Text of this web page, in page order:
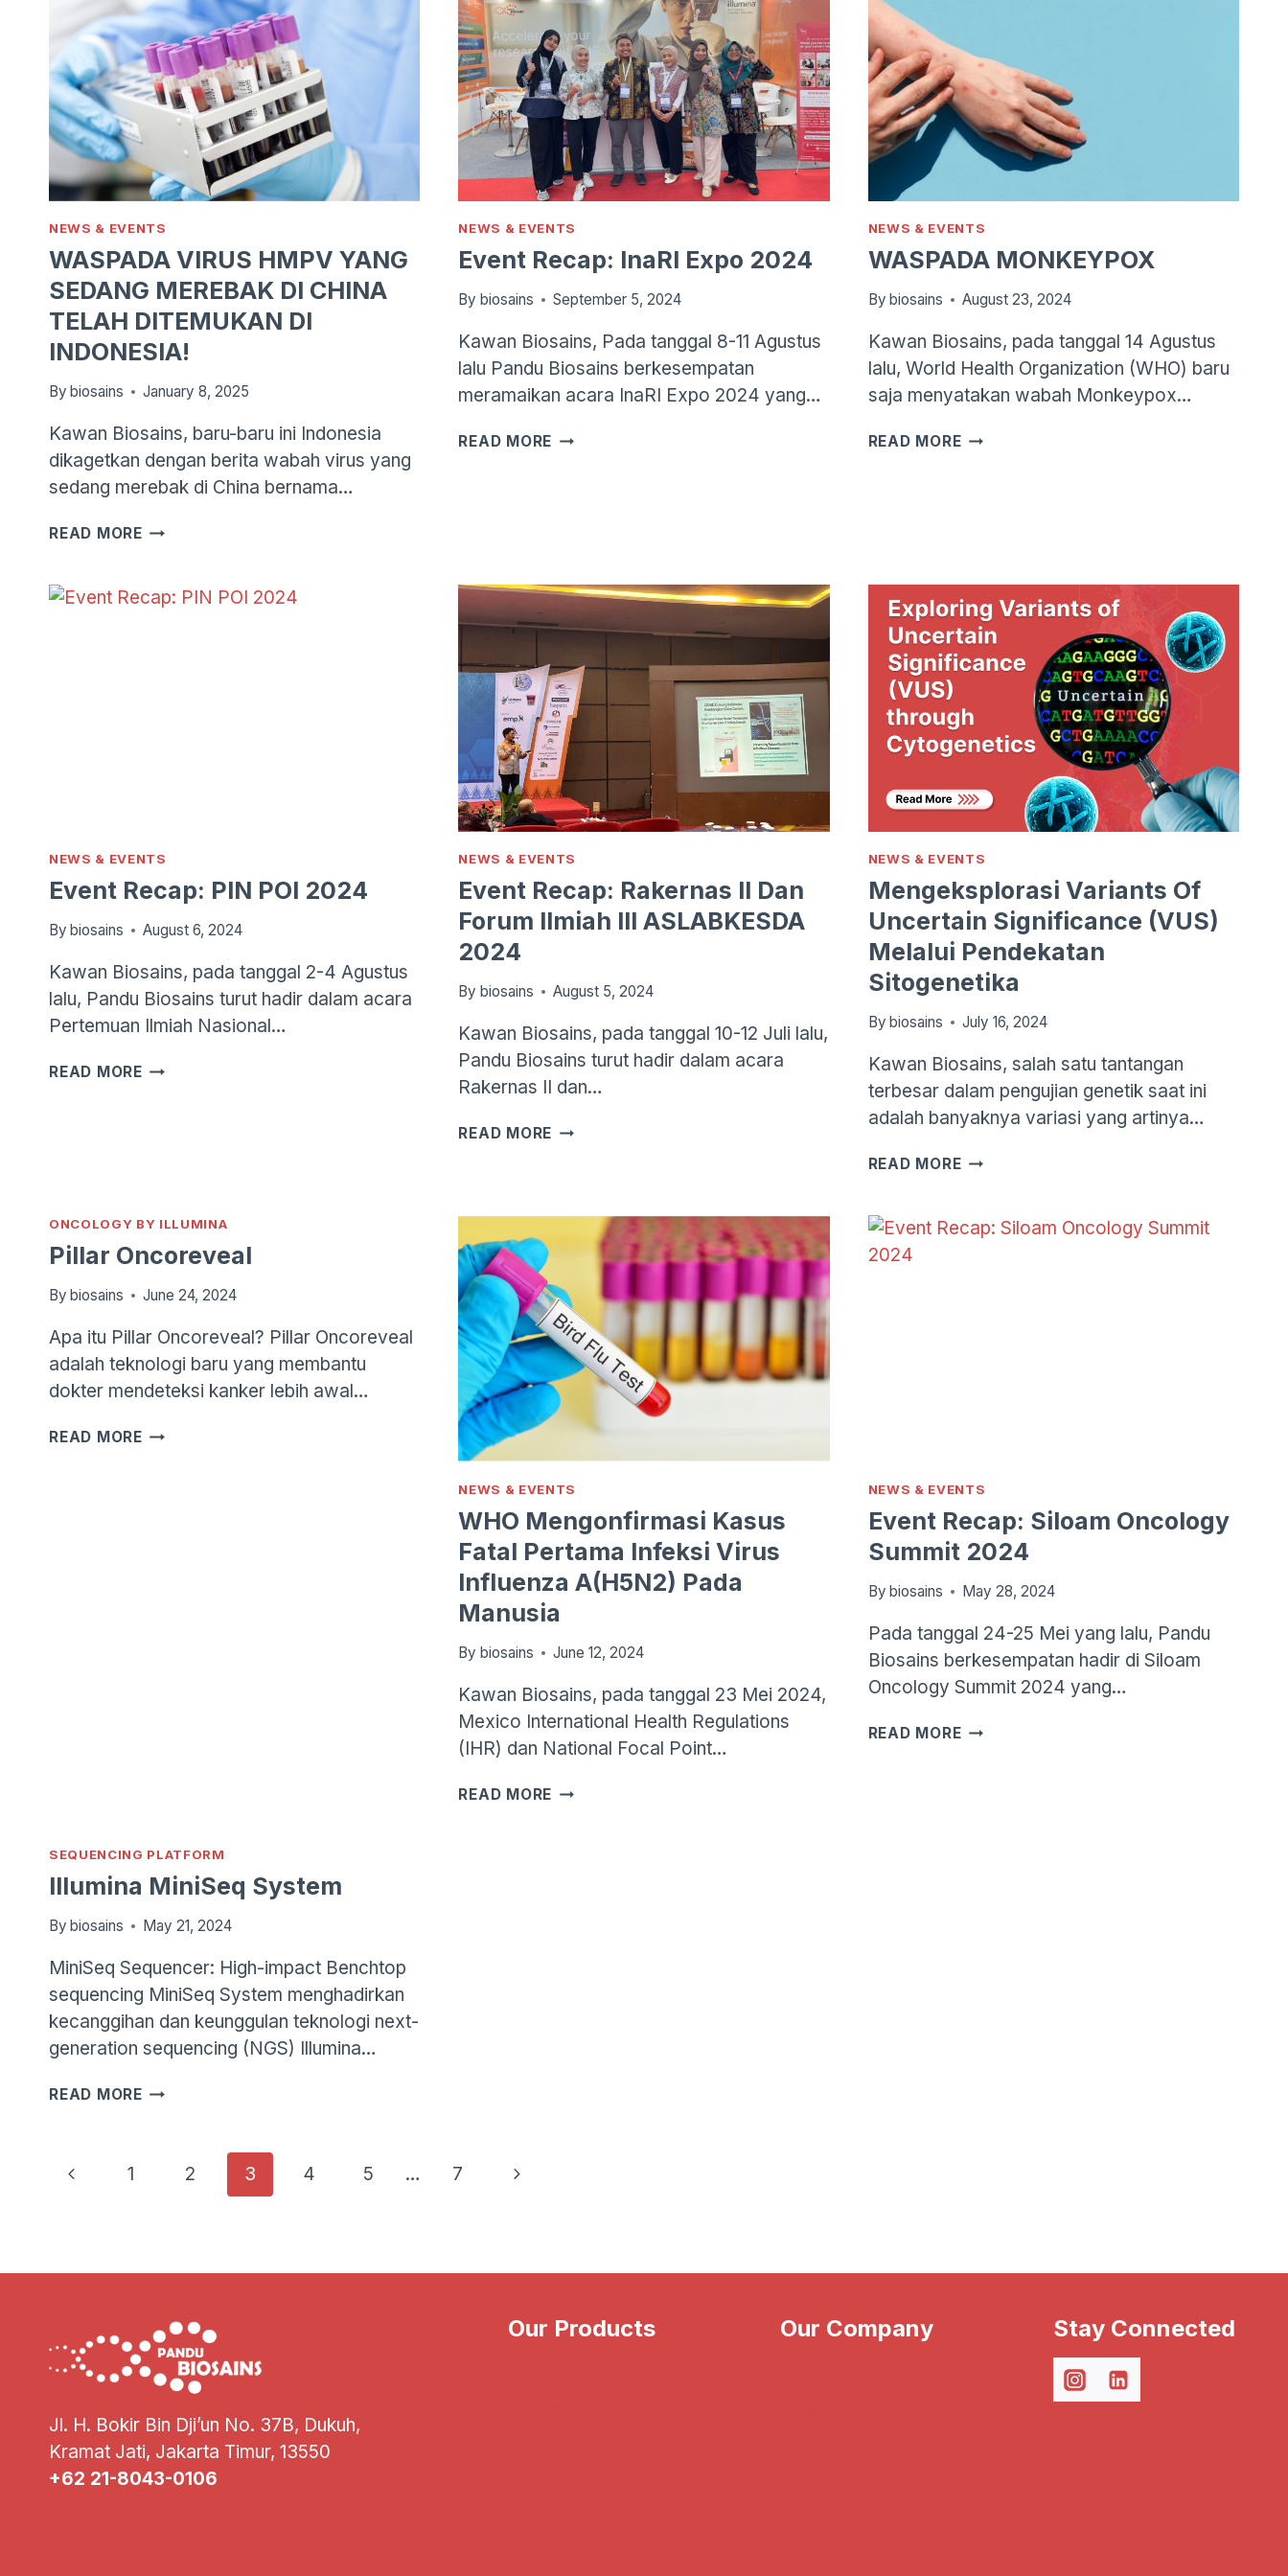
NEWS & EVENTS
WASPADA VIRUS HMPV YANG
SEDANG MEREBAK DI CHINA
TELAH DITEMUKAN DI
INDONESIA!
By biosains January 8, 2025
Kawan Biosains, baru-baru ini Indonesia
dikagetkan dengan berita wabah virus yang
sedang merebak di China bernama…
READ MOREWASPADA
YANG
SEDANG
NEWS & EVENTS
Event Recap: InaRI Expo 2024
By biosains September 5, 2024
Kawan Biosains, Pada tanggal 8-11 Agustus
lalu Pandu Biosains berkesempatan
meramaikan acara InaRI Expo 2024 yang…
READ MORE EVENT
NEWS & EVENTS
WASPADA MONKEYPOX
By biosains August 23, 2024
Kawan Biosains, pada tanggal 14 Agustus
lalu, World Health Organization (WHO) baru
saja menyatakan wabah Monkeypox…
READ MOREWASPADA
NEWS & EVENTS
Event Recap: PIN POI 2024
By biosains August 6, 2024
Kawan Biosains, pada tanggal 2-4 Agustus
lalu, Pandu Biosains turut hadir dalam acara
Pertemuan Ilmiah Nasional…
READ MOREEVENT
NEWS & EVENTS
Event Recap: Rakernas II Dan
Forum Ilmiah III ASLABKESDA
2024
By biosains August 5, 2024
Kawan Biosains, pada tanggal 10-12 Juli lalu,
Pandu Biosains turut hadir dalam acara
Rakernas II dan…
READ MORE EVENT
DAN
FORUM
ILMIAH
ASLABKESDA
2024
NEWS & EVENTS
Mengeksplorasi Variants Of
Uncertain Significance (VUS)
Melalui Pendekatan
Sitogenetika
By biosains July 16, 2024
Kawan Biosains, salah satu tantangan
terbesar dalam pengujian genetik saat ini
adalah banyaknya variasi yang artinya…
READ MOREMENGEKSPLORASI
UNCERTAIN
SIGNIFICANCE
ONCOLOGY BY ILLUMINA
Pillar Oncoreveal
By biosains June 24, 2024
Apa itu Pillar Oncoreveal? Pillar Oncoreveal
adalah teknologi baru yang membantu
dokter mendeteksi kanker lebih awal…
READ MOREPILLAR
NEWS & EVENTS
WHO Mengonfirmasi Kasus
Fatal Pertama Infeksi Virus
Influenza A(H5N2) Pada
Manusia
By biosains June 12, 2024
Kawan Biosains, pada tanggal 23 Mei 2024,
Mexico International Health Regulations
(IHR) dan National Focal Point…
READ MORE WHO
NEWS & EVENTS
Event Recap: Siloam Oncology
Summit 2024
By biosains May 28, 2024
Pada tanggal 24-25 Mei yang lalu, Pandu
Biosains berkesempatan hadir di Siloam
Oncology Summit 2024 yang…
READ MOREEVENT
SEQUENCING PLATFORM
Illumina MiniSeq System
By biosains May 21, 2024
MiniSeq Sequencer: High-impact Benchtop
sequencing MiniSeq System menghadirkan
kecanggihan dan keunggulan teknologi next-
generation sequencing (NGS) Illumina…
READ MOREILLUMINA
Page
Previous
1 2 3 4 5 … 7
Next
Jl. H. Bokir Bin Dji’un No. 37B, Dukuh,
Kramat Jati, Jakarta Timur, 13550
+62 21-8043-0106
Our Products Our Company Stay Connected